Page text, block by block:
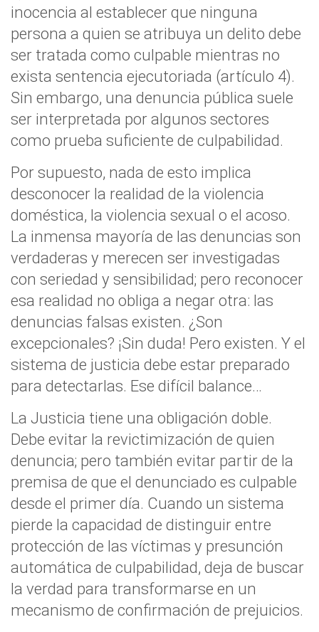
inocencia al establecer que ninguna
persona a quien se atribuya un delito debe
ser tratada como culpable mientras no
exista sentencia ejecutoriada (artículo 4).
Sin embargo, una denuncia pública suele
ser interpretada por algunos sectores
como prueba suficiente de culpabilidad.
Por supuesto, nada de esto implica
desconocer la realidad de la violencia
doméstica, la violencia sexual o el acoso.
La inmensa mayoría de las denuncias son
verdaderas y merecen ser investigadas
con seriedad y sensibilidad; pero reconocer
esa realidad no obliga a negar otra: las
denuncias falsas existen. ¿Son
excepcionales? ¡Sin duda! Pero existen. Y el
sistema de justicia debe estar preparado
para detectarlas. Ese difícil balance…
La Justicia tiene una obligación doble.
Debe evitar la revictimización de quien
denuncia; pero también evitar partir de la
premisa de que el denunciado es culpable
desde el primer día. Cuando un sistema
pierde la capacidad de distinguir entre
protección de las víctimas y presunción
automática de culpabilidad, deja de buscar
la verdad para transformarse en un
mecanismo de confirmación de prejuicios.